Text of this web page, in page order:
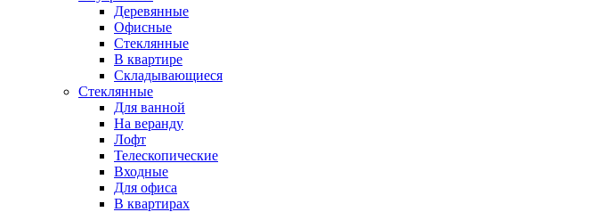
Деревянные
Офисные
Стеклянные
В квартире
Складывающиеся
Стеклянные
Для ванной
На веранду
Лофт
Телескопические
Входные
Для офиса
В квартирах